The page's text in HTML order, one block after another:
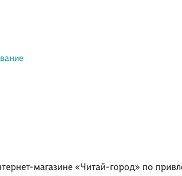
магазине «Читай-город» по